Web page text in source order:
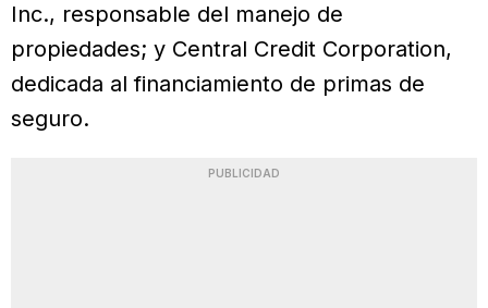
Inc., responsable del manejo de
propiedades; y Central Credit Corporation,
dedicada al financiamiento de primas de
seguro.
PUBLICIDAD